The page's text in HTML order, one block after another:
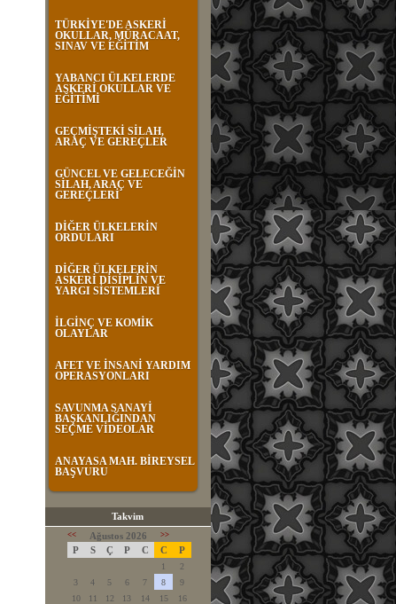
TÜRKİYE'DE ASKERİ
OKULLAR, MÜRACAAT,
SINAV VE EĞİTİM
YABANCI ÜLKELERDE
ASKERİ OKULLAR VE
EĞİTİMİ
GEÇMİŞTEKİ SİLAH,
ARAÇ VE GEREÇLER
GÜNCEL VE GELECEĞİN
SİLAH, ARAÇ VE
GEREÇLERİ
DİĞER ÜLKELERİN
ORDULARI
DİĞER ÜLKELERİN
ASKERİ DİSİPLİN VE
YARGI SİSTEMLERİ
İLGİNÇ VE KOMİK
OLAYLAR
AFET VE İNSANİ YARDIM
OPERASYONLARI
SAVUNMA SANAYİ
BAŞKANLIĞINDAN
SEÇME VİDEOLAR
ANAYASA MAH. BİREYSEL
BAŞVURU
Takvim
<< Ağustos 2026 >>
P S Ç P C C P
1
2
3
4 5 6 7 8
9
10
11 12 13 14 15
16